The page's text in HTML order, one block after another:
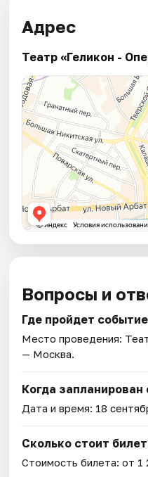
Адрес
Театр «Геликон -
Вопросы и
Где пройдет
Место проведения:
— Москва.
Когда запланирован
Дата и время: 18
Сколько стоит
Стоимость билета: от 1